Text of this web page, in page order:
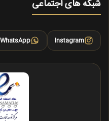
شبکه های اجتماعی
Instagram
WhatsApp